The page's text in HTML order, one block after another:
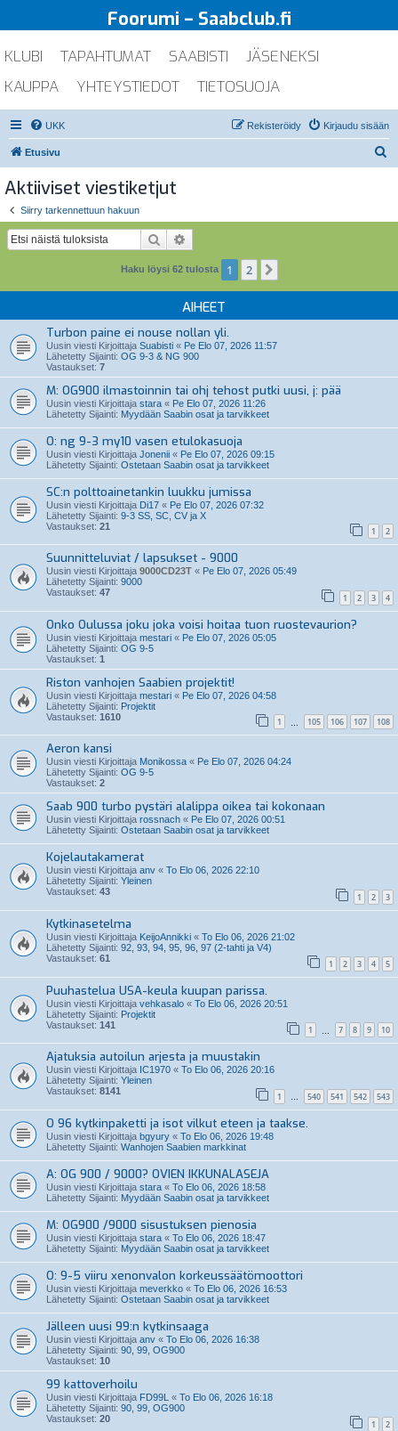
Foorumi – Saabclub.fi
KLUBI TAPAHTUMAT SAABISTI
JÄSENEKSI
KAUPPA
YHTEYSTIEDOT TIETOSUOJA
UKK Kirjaudu sisään
Rekisteröidy
Etusivu
Aktiiviset viestiketjut
Siirry tarkennettuun hakuun
Etsi
Haku löysi 62 tulosta 1 2
AIHEET
Turbon paine ei nouse nollan yli.
Uusin viesti Kirjoittaja Suabisti « Pe Elo 07, 2026 11:57
Lähetetty Sijainti: OG 9-3 & NG 900
Vastaukset: 7
M: OG900 ilmastoinnin tai ohj tehost putki uusi, j: pää
Uusin viesti Kirjoittaja stara « Pe Elo 07, 2026 11:26
Lähetetty Sijainti: Myydään Saabin osat ja tarvikkeet
O: ng 9-3 my10 vasen etulokasuoja
Uusin viesti Kirjoittaja Jonenii « Pe Elo 07, 2026 09:15
Lähetetty Sijainti: Ostetaan Saabin osat ja tarvikkeet
SC:n polttoainetankin luukku jumissa
Uusin viesti Kirjoittaja Di17 « Pe Elo 07, 2026 07:32
Lähetetty Sijainti: 9-3 SS, SC, CV ja X
Vastaukset: 21 1 2
Suunnitteluviat / lapsukset - 9000
Uusin viesti Kirjoittaja 9000CD23T « Pe Elo 07, 2026 05:49
Lähetetty Sijainti: 9000
Vastaukset: 47 1 2 3 4
Onko Oulussa joku joka voisi hoitaa tuon ruostevaurion?
Uusin viesti Kirjoittaja mestari « Pe Elo 07, 2026 05:05
Lähetetty Sijainti: OG 9-5
Vastaukset: 1
Riston vanhojen Saabien projektit!
Uusin viesti Kirjoittaja mestari « Pe Elo 07, 2026 04:58
Lähetetty Sijainti: Projektit
Vastaukset: 1610 1 105 106 107 108
Aeron kansi
Uusin viesti Kirjoittaja Monikossa « Pe Elo 07, 2026 04:24
Lähetetty Sijainti: OG 9-5
Vastaukset: 2
Saab 900 turbo pystäri alalippa oikea tai kokonaan
Uusin viesti Kirjoittaja rossnach « Pe Elo 07, 2026 00:51
Lähetetty Sijainti: Ostetaan Saabin osat ja tarvikkeet
Kojelautakamerat
Uusin viesti Kirjoittaja anv « To Elo 06, 2026 22:10
Lähetetty Sijainti: Yleinen
Vastaukset: 43 1 2 3
Kytkinasetelma
Uusin viesti Kirjoittaja KeijoAnnikki « To Elo 06, 2026 21:02
Lähetetty Sijainti: 92, 93, 94, 95, 96, 97 (2-tahti ja V4)
Vastaukset: 61 1 2 3 4 5
Puuhastelua USA-keula kuupan parissa.
Uusin viesti Kirjoittaja vehkasalo « To Elo 06, 2026 20:51
Lähetetty Sijainti: Projektit
Vastaukset: 141 1 7 8 9 10
Ajatuksia autoilun arjesta ja muustakin
Uusin viesti Kirjoittaja IC1970 « To Elo 06, 2026 20:16
Lähetetty Sijainti: Yleinen
Vastaukset: 8141 1 … 540 541 542 543
O 96 kytkinpaketti ja isot vilkut eteen ja taakse.
Uusin viesti Kirjoittaja bgyury « To Elo 06, 2026 19:48
Lähetetty Sijainti: Wanhojen Saabien markkinat
A: OG 900 / 9000? OVIEN IKKUNALASEJA
Uusin viesti Kirjoittaja stara « To Elo 06, 2026 18:58
Lähetetty Sijainti: Myydään Saabin osat ja tarvikkeet
M: OG900 /9000 sisustuksen pienosia
Uusin viesti Kirjoittaja stara « To Elo 06, 2026 18:47
Lähetetty Sijainti: Myydään Saabin osat ja tarvikkeet
O: 9-5 viiru xenonvalon korkeussäätömoottori
Uusin viesti Kirjoittaja meverkko « To Elo 06, 2026 16:53
Lähetetty Sijainti: Ostetaan Saabin osat ja tarvikkeet
Jälleen uusi 99:n kytkinsaaga
Uusin viesti Kirjoittaja anv « To Elo 06, 2026 16:38
Lähetetty Sijainti: 90, 99, OG900
Vastaukset: 10
99 kattoverhoilu
Uusin viesti Kirjoittaja FD99L « To Elo 06, 2026 16:18
Lähetetty Sijainti: 90, 99, OG900
Vastaukset: 20 1 2